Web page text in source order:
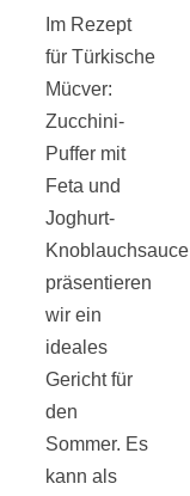
Im Rezept
für Türkische
Mücver:
Zucchini-
Puffer mit
Feta und
Joghurt-
Knoblauchsauce
präsentieren
wir ein
ideales
Gericht für
den
Sommer. Es
kann als